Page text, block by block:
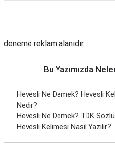
deneme reklam alanıdır
Bu Yazımızda
Hevesli Ne Demek? Hevesli
Nedir?
Hevesli Ne Demek? TDK
Hevesli Kelimesi Nasıl Yazılır?